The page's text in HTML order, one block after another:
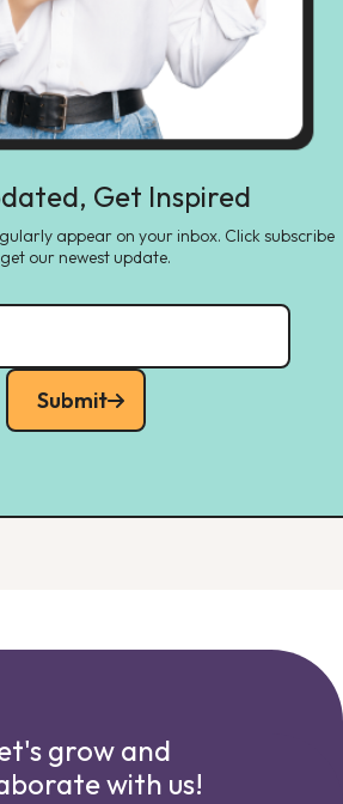
Get Inspired
appear on your inbox. Click subscribe
our newest update.
Submit
grow and
with us!